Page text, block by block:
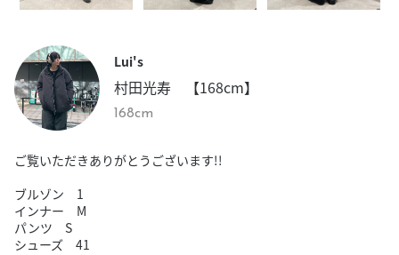
Lui's
村田光寿 【168cm】
168cm
ご覧いただきありがとうございます!!
ブルゾン 1
インナー M
パンツ S
シューズ 41